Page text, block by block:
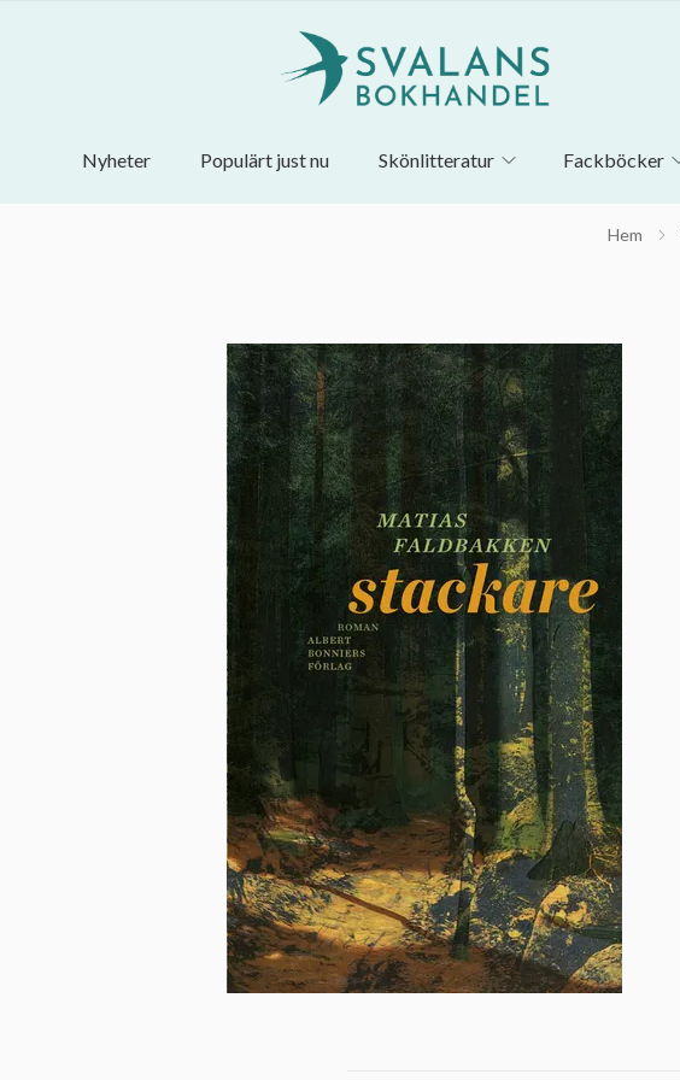
Nyheter Populärt just nu Skönlitteratur Fackböcker
Hem